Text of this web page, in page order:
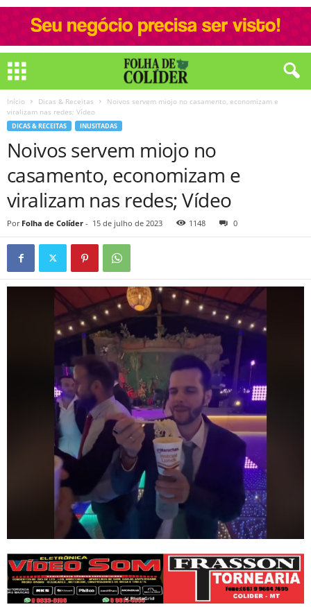
Início Dicas & Receitas
Noivos servem miojo no casamento, economizam e
viralizam nas redes; Vídeo
DICAS & RECEITAS INUSITADAS
Noivos servem miojo no
casamento, economizam e
viralizam nas redes; Vídeo
Por Folha de Colíder - 15 de julho de 2023 1148 0